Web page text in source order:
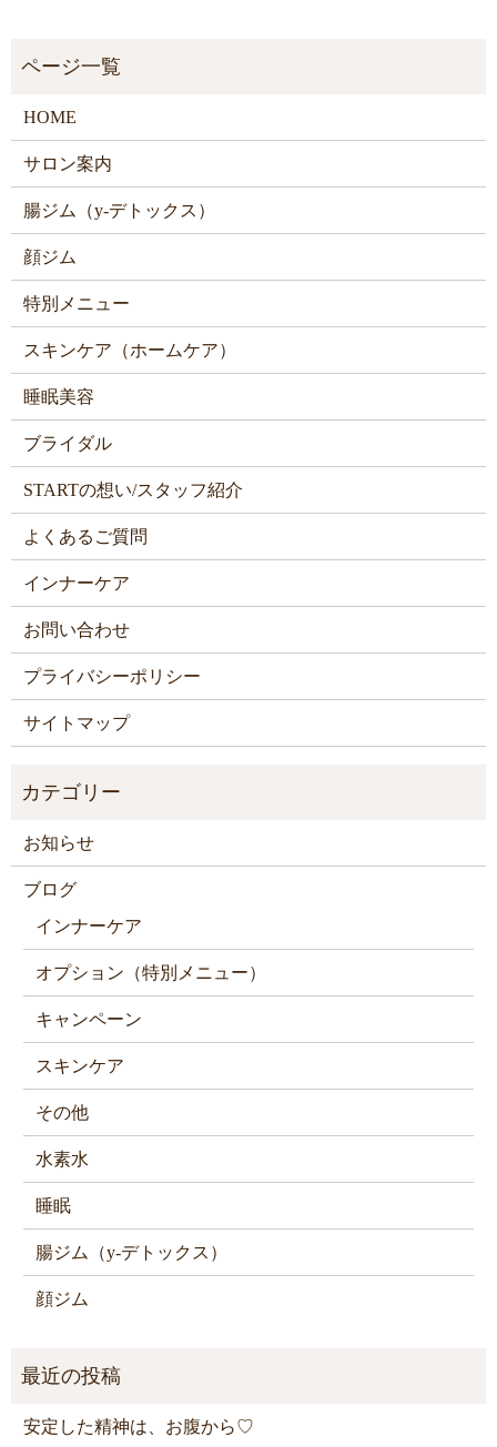
HOME
サロン案内
腸ジム（y-デトックス）
顔ジム
特別メニュー
スキンケア（ホームケア）
睡眠美容
ブライダル
STARTの想い/スタッフ紹介
よくあるご質問
インナーケア
お問い合わせ
プライバシーポリシー
サイトマップ
お知らせ
ブログ
インナーケア
オプション（特別メニュー）
キャンペーン
スキンケア
その他
水素水
睡眠
腸ジム（y-デトックス）
顔ジム
安定した精神は、お腹から♡